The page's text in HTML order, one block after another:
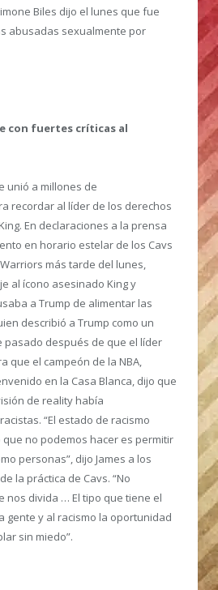
Biles dijo el lunes que fue
abusadas sexualmente por
con fuertes críticas al
unió a millones de
recordar al líder de los derechos
En declaraciones a la prensa
en horario estelar de los Cavs
más tarde del lunes,
al ícono asesinado King y
a Trump de alimentar las
describió a Trump como un
pasado después de que el líder
que el campeón de la NBA,
en la Casa Blanca, dijo que
de reality había
“El estado de racismo
no podemos hacer es permitir
personas”, dijo James a los
la práctica de Cavs. “No
nos divida … El tipo que tiene el
gente y al racismo la oportunidad
sin miedo”.